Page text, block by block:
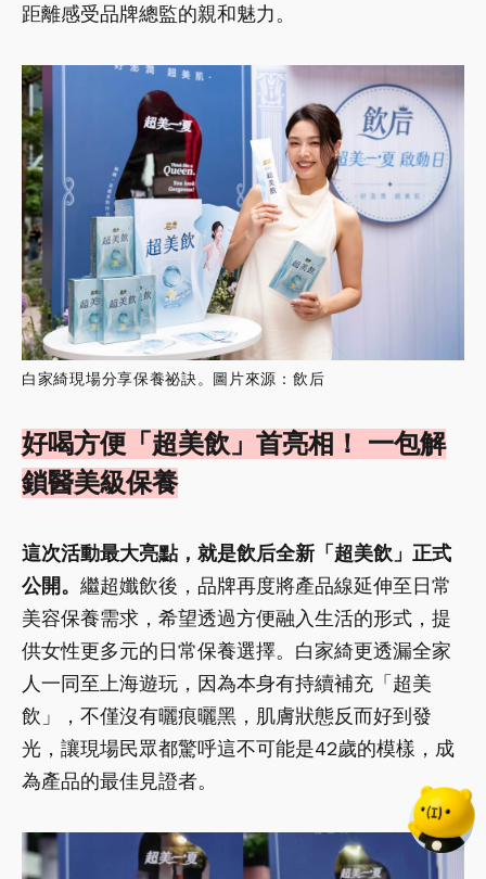
距離感受品牌總監的親和魅力。
白家綺現場分享保養祕訣。圖片來源：飲后
好喝方便「超美飲」首亮相！ 一包解
鎖醫美級保養
這次活動最大亮點，就是飲后全新「超美飲」正式
公開。 繼超孅飲後，品牌再度將產品線延伸至日常
美容保養需求，希望透過方便融入生活的形式，提
供女性更多元的日常保養選擇。白家綺更透漏全家
人一同至上海遊玩，因為本身有持續補充「超美
飲」，不僅沒有曬痕曬黑，肌膚狀態反而好到發
光，讓現場民眾都驚呼這不可能是42歲的模樣，成
為產品的最佳見證者。